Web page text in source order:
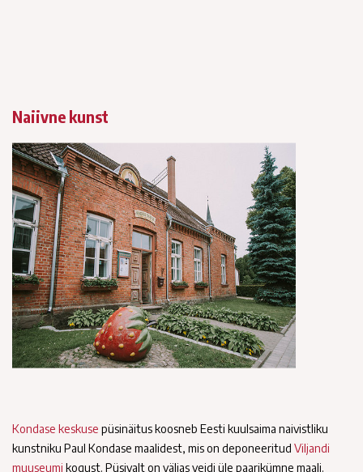
Naiivne kunst
Kondase keskuse püsinäitus koosneb Eesti kuulsaima naivistliku
kunstniku Paul Kondase maalidest, mis on deponeeritud Viljandi
muuseumi kogust. Püsivalt on väljas veidi üle paarikümne maali.